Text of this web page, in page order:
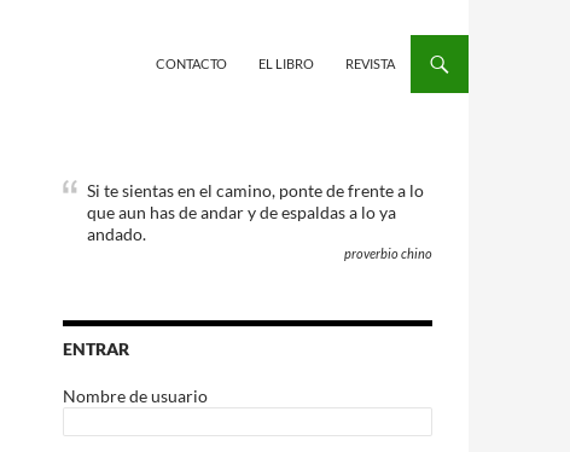
CONTACTO EL LIBRO REVISTA
Si te sientas en el camino, ponte de frente a lo
que aun has de andar y de espaldas a lo ya
andado.
proverbio chino
ENTRAR
Nombre de usuario